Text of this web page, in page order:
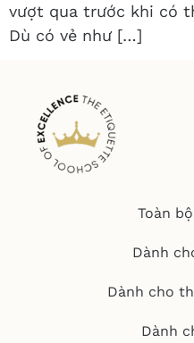
vượt qua trước khi có
Dù có vẻ như […]
Toàn
Dành
Dành cho
Dành